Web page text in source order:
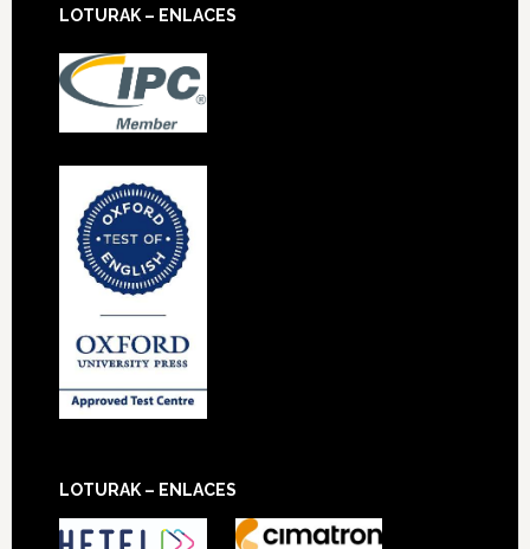
LOTURAK – ENLACES
LOTURAK – ENLACES